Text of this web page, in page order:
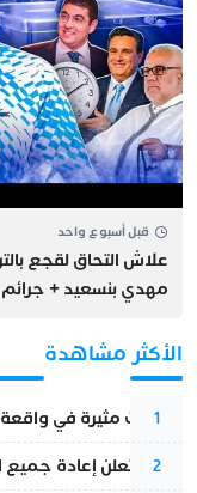
قبل أسبوع واحد
علاش التحاق لقجع
مهدي بنسعيد + جرائم
الأكثر مشاهدة
1
تطورات مثيرة في
2
إسبانيا تعلن إعادة